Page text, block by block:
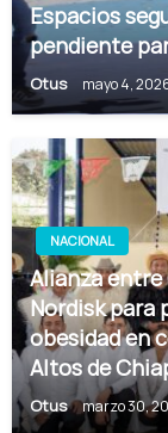
Espacios
pendiente
Otus mayo 4,
NACIONAL
Alianza entre
Nordisk para
obesidad en
Altos de
Otus marzo 30,